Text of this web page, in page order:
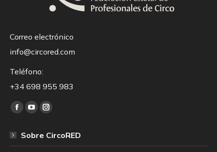
Correo electrónico
info@circored.com
Teléfono:
+34 698 955 983
Encuéntranos en:
Facebook
opens
YouTube
opens
Instagram
opens
Sobre CircoRED